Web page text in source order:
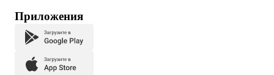
Приложения